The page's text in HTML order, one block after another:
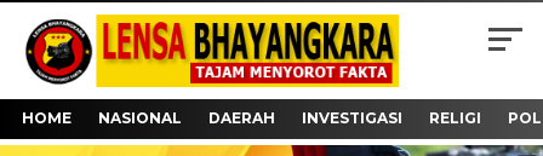
HOME NASIONAL DAERAH INVESTIGASI RELIGI